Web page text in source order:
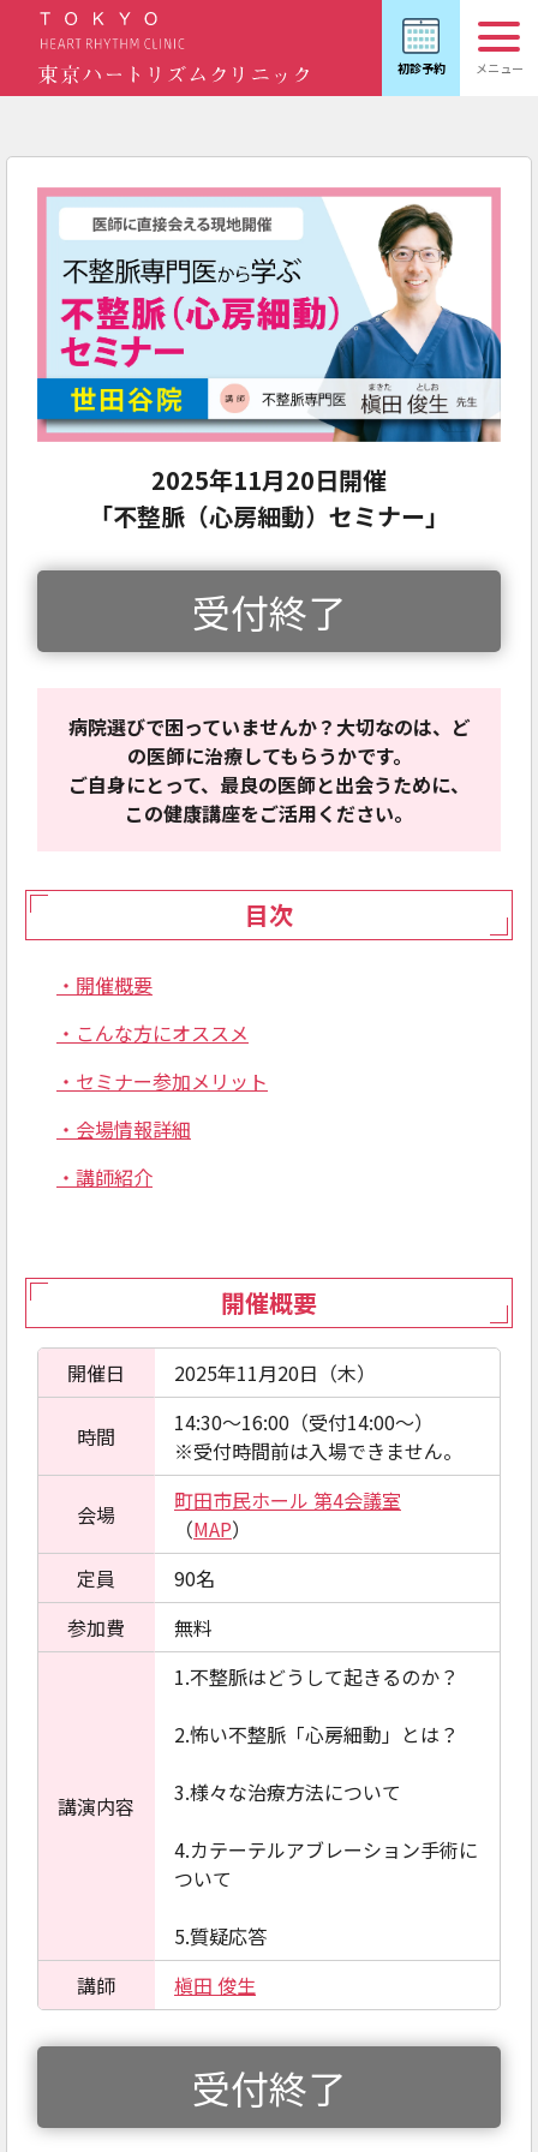
2025年11月20日開催
「不整脈（心房細動）セミナー」
受付終了
病院選びで困っていませんか？大切なのは、ど
の医師に治療してもらうかです。
ご自身にとって、最良の医師と出会うために、
この健康講座をご活用ください。
目次
・開催概要
・こんな方にオススメ
・セミナー参加メリット
・会場情報詳細
・講師紹介
開催概要
開催日 2025年11月20日（木）
時間
14:30～16:00（受付14:00～）
※受付時間前は入場できません。
会場
町田市民ホール 第4会議室
（MAP）
定員
90名
参加費
無料
講演内容
1.不整脈はどうして起きるのか？
2.怖い不整脈「心房細動」とは？
3.様々な治療方法について
4.カテーテルアブレーション手術に
ついて
5.質疑応答
講師
槇田 俊生
受付終了